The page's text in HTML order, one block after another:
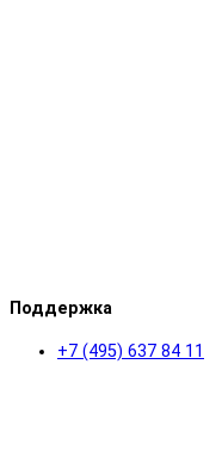
Поддержка
+7 (495) 637 84 11